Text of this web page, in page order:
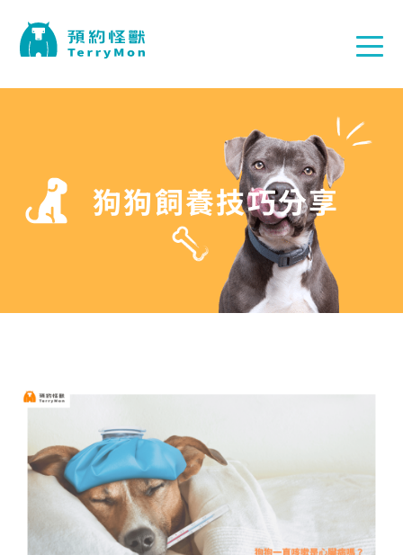
狗狗飼養技巧分享